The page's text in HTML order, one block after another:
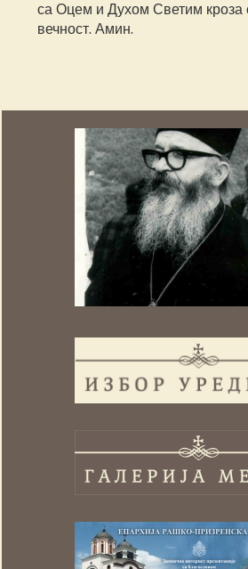
са Оцем и Духом Светим кроза
вечност. Амин.